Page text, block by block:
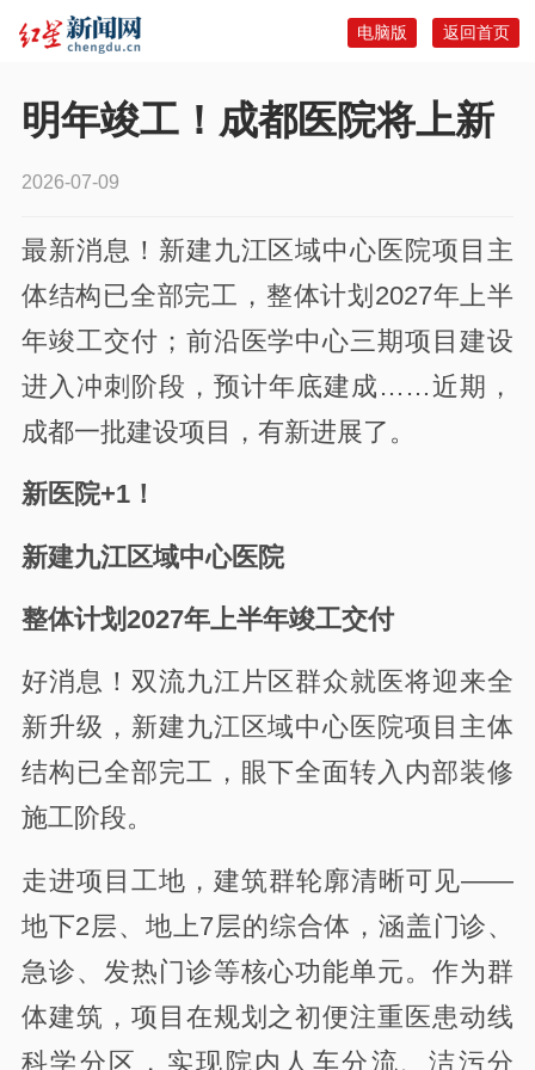
返回首页
电脑版
明年竣工！成都医院将上新
2026-07-09
最新消息！ 新建九江区域中心医院项目主
体结构已全部完工，整体计划2027年上半
年竣工交付；前沿医学中心三期项目建设
进入冲刺阶段，预计年底建成……近期，
成都一批建设项目，有新进展了。
新医院+1！
新建九江区域中心医院
整体计划2027年上半年竣工交付
好消息！双流九江片区群众就医将迎来全
新升级，新建九江区域中心医院项目主体
结构已全部完工，眼下全面转入内部装修
施工阶段。
走进项目工地，建筑群轮廓清晰可见——
地下2层、地上7层的综合体，涵盖门诊、
急诊、发热门诊等核心功能单元。作为群
体建筑，项目在规划之初便注重医患动线
科学分区，实现院内人车分流、洁污分